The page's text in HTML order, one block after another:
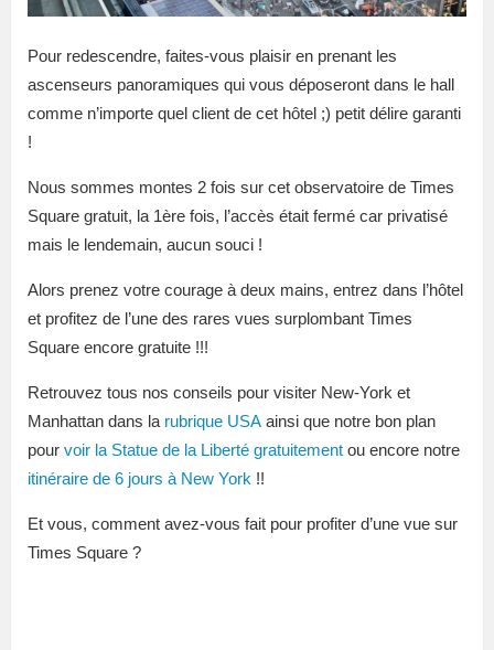
Pour redescendre, faites-vous plaisir en prenant les
ascenseurs panoramiques qui vous déposeront dans le hall
comme n’importe quel client de cet hôtel ;) petit délire garanti
!
Nous sommes montes 2 fois sur cet observatoire de Times
Square gratuit, la 1ère fois, l’accès était fermé car privatisé
mais le lendemain, aucun souci !
Alors prenez votre courage à deux mains, entrez dans l’hôtel
et profitez de l’une des rares vues surplombant Times
Square encore gratuite !!!
Retrouvez tous nos conseils pour visiter New-York et
Manhattan dans la rubrique USA ainsi que notre bon plan
pour voir la Statue de la Liberté gratuitement ou encore notre
itinéraire de 6 jours à New York !!
Et vous, comment avez-vous fait pour profiter d’une vue sur
Times Square ?